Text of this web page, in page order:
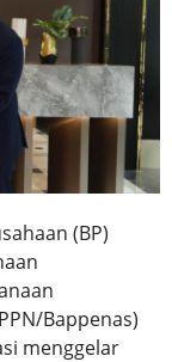
(BP)
Bappenas)
menggelar